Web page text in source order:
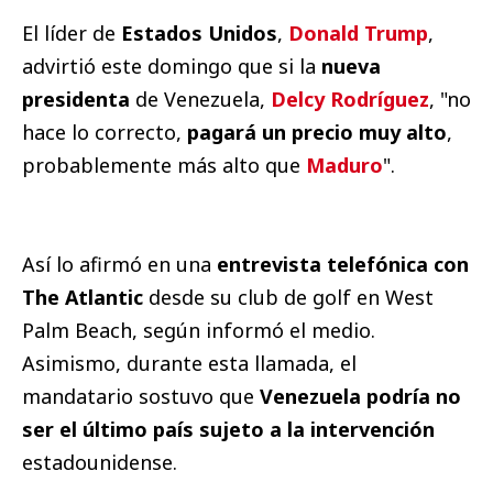
El líder de Estados Unidos, Donald Trump,
advirtió este domingo que si la nueva
presidenta de Venezuela, Delcy Rodríguez, "no
hace lo correcto, pagará un precio muy alto,
probablemente más alto que Maduro".
Así lo afirmó en una entrevista telefónica con
The Atlantic desde su club de golf en West
Palm Beach, según informó el medio.
Asimismo, durante esta llamada, el
mandatario sostuvo que Venezuela podría no
ser el último país sujeto a la intervención
estadounidense.